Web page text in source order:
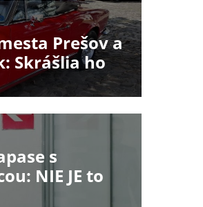
Prešov a
Skrášlia ho
s
NIE JE to